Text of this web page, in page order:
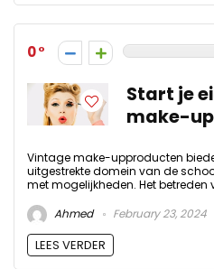
0
Start je
make-
Vintage make-upproducten
uitgestrekte domein van de
met mogelijkheden. Het betreden
Ahmed
February 23, 2024
LEES VERDER